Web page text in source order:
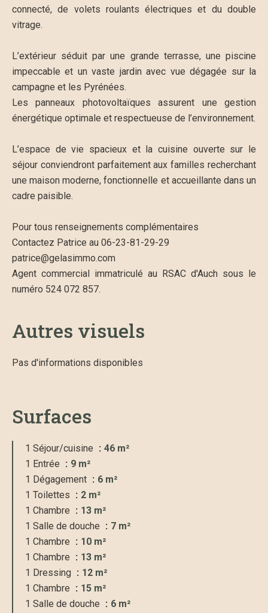
connecté, de volets roulants électriques et du double
vitrage.
L’extérieur séduit par une grande terrasse, une piscine
impeccable et un vaste jardin avec vue dégagée sur la
campagne et les Pyrénées.
Les panneaux photovoltaïques assurent une gestion
énergétique optimale et respectueuse de l’environnement.
L’espace de vie spacieux et la cuisine ouverte sur le
séjour conviendront parfaitement aux familles recherchant
une maison moderne, fonctionnelle et accueillante dans un
cadre paisible.
Pour tous renseignements complémentaires
Contactez Patrice au 06-23-81-29-29
patrice@gelasimmo.com
Agent commercial immatriculé au RSAC d'Auch sous le
numéro 524 072 857.
Autres visuels
Pas d'informations disponibles
Surfaces
1 Séjour/cuisine
46 m²
1 Entrée
9 m²
1 Dégagement
6 m²
1 Toilettes
2 m²
1 Chambre
13 m²
1 Salle de douche
7 m²
1 Chambre
10 m²
1 Chambre
13 m²
1 Dressing
12 m²
1 Chambre
15 m²
1 Salle de douche
6 m²